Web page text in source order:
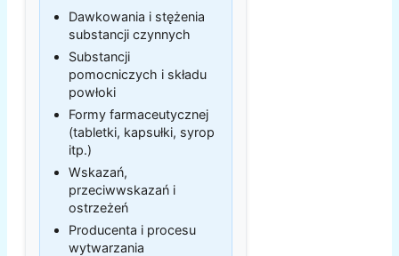
Dawkowania i stężenia
substancji czynnych
Substancji
pomocniczych i składu
powłoki
Formy farmaceutycznej
(tabletki, kapsułki, syrop
itp.)
Wskazań,
przeciwwskazań i
ostrzeżeń
Producenta i procesu
wytwarzania